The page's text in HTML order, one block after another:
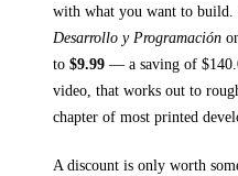
with what you want to
Desarrollo y Programación
to $9.99 — a saving of $
video, that works out to
chapter of most printed
A discount is only worth